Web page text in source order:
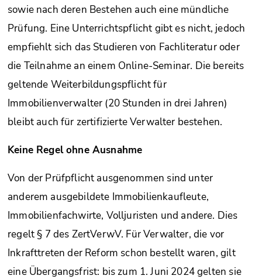
sowie nach deren Bestehen auch eine mündliche
Prüfung. Eine Unterrichtspflicht gibt es nicht, jedoch
empfiehlt sich das Studieren von Fachliteratur oder
die Teilnahme an einem Online-Seminar. Die bereits
geltende Weiterbildungspflicht für
Immobilienverwalter (20 Stunden in drei Jahren)
bleibt auch für zertifizierte Verwalter bestehen.
Keine Regel ohne Ausnahme
Von der Prüfpflicht ausgenommen sind unter
anderem ausgebildete Immobilienkaufleute,
Immobilienfachwirte, Volljuristen und andere. Dies
regelt § 7 des ZertVerwV. Für Verwalter, die vor
Inkrafttreten der Reform schon bestellt waren, gilt
eine Übergangsfrist: bis zum 1. Juni 2024 gelten sie